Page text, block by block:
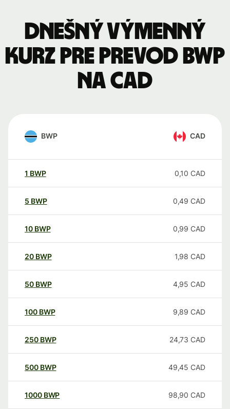
Dnešný výmenný
kurz pre prevod BWP
na CAD
BWP CAD
1 BWP 0,10 CAD
5 BWP 0,49 CAD
10 BWP 0,99 CAD
20 BWP 1,98 CAD
50 BWP 4,95 CAD
100 BWP 9,89 CAD
250 BWP 24,73 CAD
500 BWP 49,45 CAD
1000 BWP 98,90 CAD